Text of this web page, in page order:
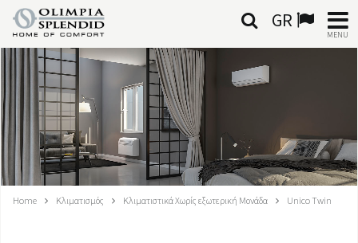
GR
MENU
ΕΛΛΗΝΙΚΆ
HOME
ΚΛΙΜΑΤΙΣΜΌΣ
ΘΈΡΜΑΝΣΗ
Home Κλιματισμός Κλιματιστικά Χωρίς εξωτερική Μονάδα Unico Twin